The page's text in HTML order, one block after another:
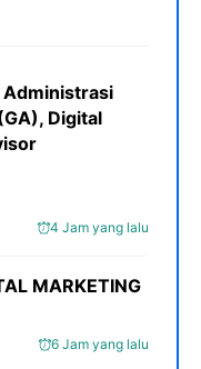
Administrasi
Digital
4 Jam yang lalu
MARKETING
6 Jam yang lalu